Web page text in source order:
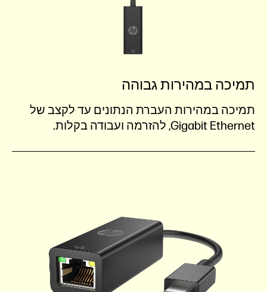
תמיכה במהירות גבוהה
תמיכה במהירות העברת הנתונים עד לקצב של
Gigabit Ethernet, להזרמה ועבודה בקלות.